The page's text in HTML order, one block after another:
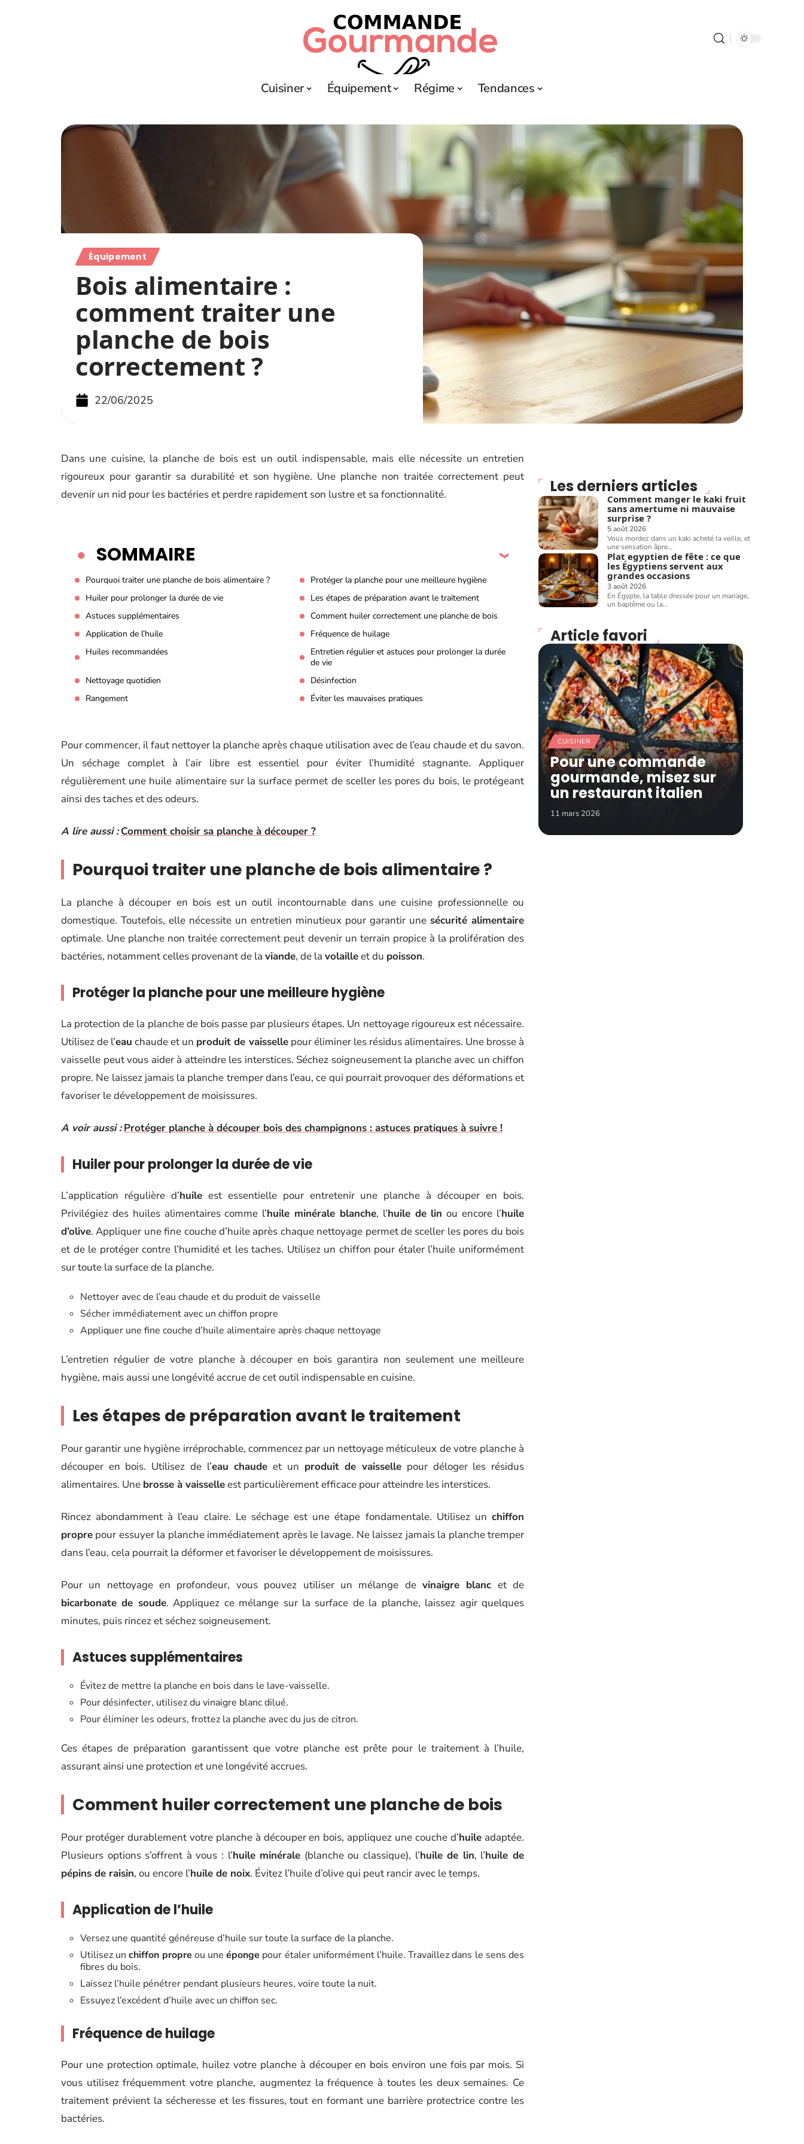
Cuisiner Équipement Régime Tendances
Équipement
Bois alimentaire :
comment traiter une
planche de bois
correctement ?
22/06/2025
Dans une cuisine, la planche de bois est un outil indispensable, mais elle nécessite un entretien
rigoureux pour garantir sa durabilité et son hygiène. Une planche non traitée correctement peut
devenir un nid pour les bactéries et perdre rapidement son lustre et sa fonctionnalité.
SOMMAIRE
Pourquoi traiter une planche de bois alimentaire ?
Protéger la planche pour une meilleure hygiène
Huiler pour prolonger la durée de vie
Les étapes de préparation avant le traitement
Astuces supplémentaires
Comment huiler correctement une planche de bois
Application de l’huile
Fréquence de huilage
Huiles recommandées
Entretien régulier et astuces pour prolonger la durée
de vie
Nettoyage quotidien
Désinfection
Rangement
Éviter les mauvaises pratiques
Pour commencer, il faut nettoyer la planche après chaque utilisation avec de l’eau chaude et du savon.
Un séchage complet à l’air libre est essentiel pour éviter l’humidité stagnante. Appliquer
régulièrement une huile alimentaire sur la surface permet de sceller les pores du bois, le protégeant
ainsi des taches et des odeurs.
A lire aussi : Comment choisir sa planche à découper ?
Pourquoi traiter une planche de bois alimentaire ?
La planche à découper en bois est un outil incontournable dans une cuisine professionnelle ou
domestique. Toutefois, elle nécessite un entretien minutieux pour garantir une sécurité alimentaire
optimale. Une planche non traitée correctement peut devenir un terrain propice à la prolifération des
bactéries, notamment celles provenant de la viande, de la volailleet du poisson.
Protéger la planche pour une meilleure hygiène
La protection de la planche de bois passe par plusieurs étapes. Un nettoyage rigoureux est nécessaire.
Utilisez de l’eau chaude et un produit de vaissellepour éliminer les résidus alimentaires. Une brosse à
vaisselle peut vous aider à atteindre les interstices. Séchez soigneusement la planche avec un chiffon
propre. Ne laissez jamais la planche tremper dans l’eau, ce qui pourrait provoquer des déformations et
favoriser le développement de moisissures.
A voir aussi : Protéger planche à découper bois des champignons : astuces pratiques à suivre !
Huiler pour prolonger la durée de vie
L’application régulière d’huileest essentielle pour entretenir une planche à découper en bois.
Privilégiez des huiles alimentaires comme l’huile minérale blanche, l’huile de lin ou encore l’huile
d’olive. Appliquer une fine couche d’huile après chaque nettoyage permet de sceller les pores du bois
et de le protéger contre l’humidité et les taches. Utilisez un chiffon pour étaler l’huile uniformément
sur toute la surface de la planche.
Nettoyer avec de l’eau chaude et du produit de vaisselle
Sécher immédiatement avec un chiffon propre
Appliquer une fine couche d’huile alimentaire après chaque nettoyage
L’entretien régulier de votre planche à découper en bois garantira non seulement une meilleure
hygiène, mais aussi une longévité accrue de cet outil indispensable en cuisine.
Les étapes de préparation avant le traitement
Pour garantir une hygiène irréprochable, commencez par un nettoyage méticuleux de votre planche à
découper en bois. Utilisez de l’eau chaude et un produit de vaisselle pour déloger les résidus
alimentaires. Une brosse à vaisselleest particulièrement efficace pour atteindre les interstices.
Rincez abondamment à l’eau claire. Le séchage est une étape fondamentale. Utilisez un chiffon
propre pour essuyer la planche immédiatement après le lavage. Ne laissez jamais la planche tremper
dans l’eau, cela pourrait la déformer et favoriser le développement de moisissures.
Pour un nettoyage en profondeur, vous pouvez utiliser un mélange de vinaigre blanc et de
bicarbonate de soude. Appliquez ce mélange sur la surface de la planche, laissez agir quelques
minutes, puis rincez et séchez soigneusement.
Astuces supplémentaires
Évitez de mettre la planche en bois dans le lave-vaisselle.
Pour désinfecter, utilisez du vinaigre blanc dilué.
Pour éliminer les odeurs, frottez la planche avec du jus de citron.
Ces étapes de préparation garantissent que votre planche est prête pour le traitement à l’huile,
assurant ainsi une protection et une longévité accrues.
Comment huiler correctement une planche de bois
Pour protéger durablement votre planche à découper en bois, appliquez une couche d’huile adaptée.
Plusieurs options s’offrent à vous : l’huile minérale (blanche ou classique), l’huile de lin, l’huile de
pépins de raisin, ou encore l’huile de noix. Évitez l’huile d’olive qui peut rancir avec le temps.
Application de l’huile
Versez une quantité généreuse d’huile sur toute la surface de la planche.
Utilisez unchiffon propre ou uneéponge pour étaler uniformément l’huile. Travaillez dans le sens des
fibres du bois.
Laissez l’huile pénétrer pendant plusieurs heures, voire toute la nuit.
Essuyez l’excédent d’huile avec un chiffon sec.
Fréquence de huilage
Pour une protection optimale, huilez votre planche à découper en bois environ une fois par mois. Si
vous utilisez fréquemment votre planche, augmentez la fréquence à toutes les deux semaines. Ce
traitement prévient la sécheresse et les fissures, tout en formant une barrière protectrice contre les
bactéries.
Les derniers articles
Comment manger le kaki fruit
sans amertume ni mauvaise
surprise ?
5 août 2026
Vous mordez dans un kaki acheté la veille, et
une sensation âpre…
Plat egyptien de fête : ce que
les Égyptiens servent aux
grandes occasions
3 août 2026
En Égypte, la table dressée pour un mariage,
un baptême ou la…
Article favori
CUISINER
Pour une commande
gourmande, misez sur
un restaurant italien
11 mars 2026